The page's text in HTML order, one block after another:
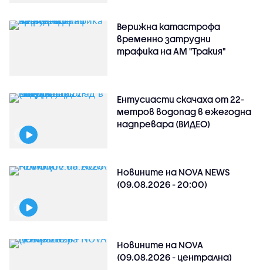
Верижна катастрофа
временно затрудни
трафика на АМ "Тракия"
Ентусиасти скачаха от 22-
метров водопад в ежегодна
надпревара (ВИДЕО)
Новините на NOVA NEWS
(09.08.2026 - 20:00)
Новините на NOVA
(09.08.2026 - централна)